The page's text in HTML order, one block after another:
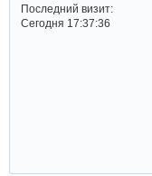
Последний визит:
Сегодня 17:37:36